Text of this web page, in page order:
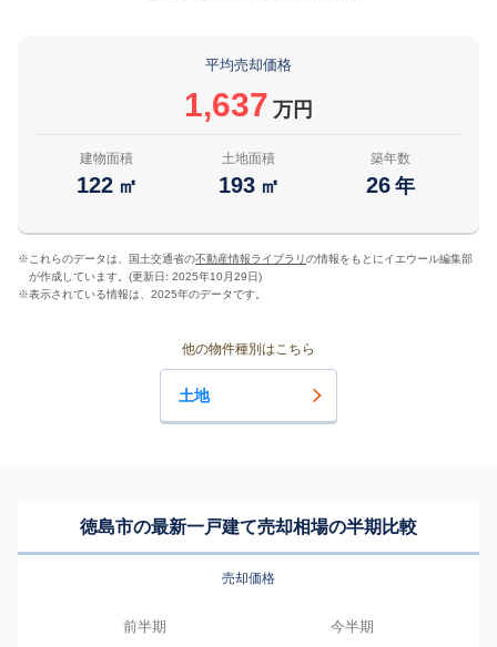
平均売却価格
1,637 万円
建物面積
122 ㎡
土地面積
193 ㎡
築年数
26 年
※ これらのデータは、国土交通省の不動産情報ライブラリの情報をもとにイエウール編集部
が作成しています。(更新日: 2025年10月29日)
※表示されている情報は、2025年のデータです。
他の物件種別はこちら
土地
徳島市の最新一戸建て売却相場の半期比較
売却価格
前半期 今半期